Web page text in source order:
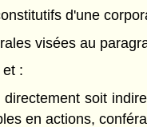
d'une
visées au
:
soit
en actions,